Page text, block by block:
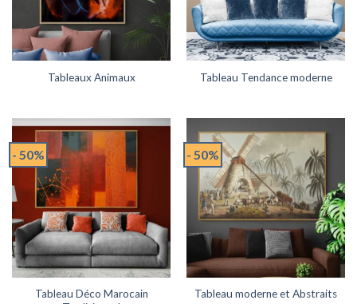
Tableaux Animaux Tableau Tendance moderne
- 50%
Tableau Déco Marocain
- 50%
Tableau moderne et Abstraits